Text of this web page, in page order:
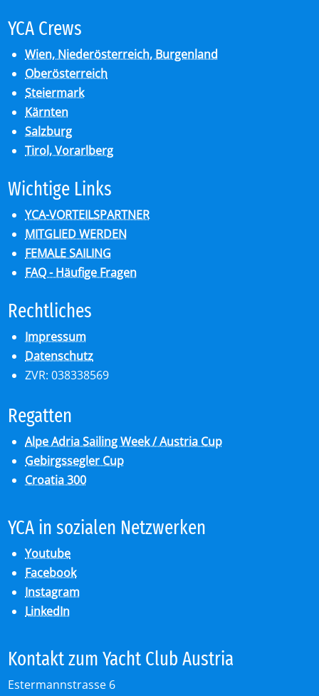
YCA Crews
Wien, Niederösterreich, Burgenland
Oberösterreich
Steiermark
Kärnten
Salzburg
Tirol, Vorarlberg
Wich­ti­ge Links
YCA-VORTEILSPARTNER
MITGLIED WERDEN
FEMALE SAILING
FAQ - Häufige Fragen
Recht­li­ches
Impressum
Datenschutz
ZVR: 038338569
Re­gat­ten
Alpe Adria Sailing Week / Austria Cup
Gebirgssegler Cup
Croatia 300
YCA in so­zia­len Netz­wer­ken
Youtube
Facebook
Instagram
LinkedIn
Kon­takt zum Yacht Club Aus­tria
Estermannstrasse 6